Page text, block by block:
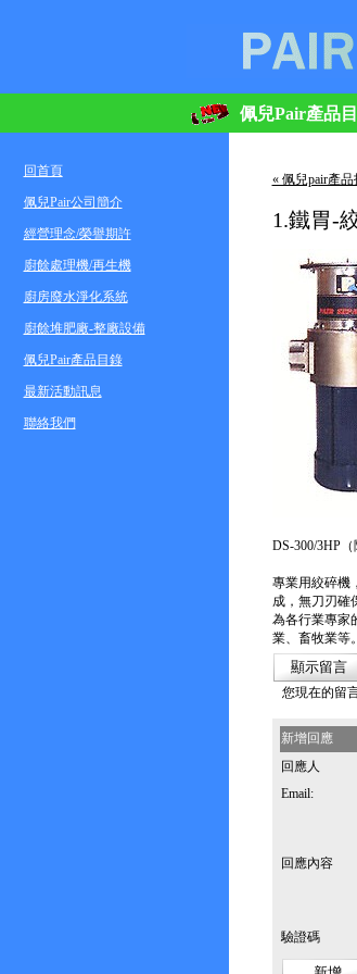
佩兒Pair產品
回首頁
佩兒Pair公司簡介
經營理念/榮譽期許
廚餘處理機/再生機
廚房廢水淨化系統
廚餘堆肥廠-整廠設備
佩兒Pair產品目錄
最新活動訊息
聯絡我們
« 佩兒pair產
1.鐵胃-
DS-300/3HP
符
專業用絞碎機
成，無刀刃確
為各行業專家
業、畜牧業等
您現在的留
新增回應
回應人
Email:
回應內容
驗證碼